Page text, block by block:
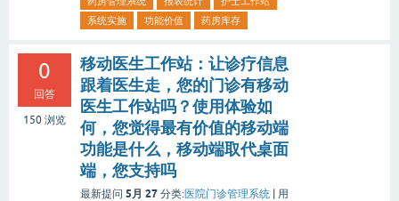
系统实施
功能价值 药房库存
0
回答
150 浏览
移动医生工作站：让诊疗信息
跟着医生走，您的门诊有移动
医生工作站吗？使用体验如
何，您觉得最有价值的移动端
功能是什么，移动端取代桌面
端，您支持吗
最新提问 5月 27 分类:医院门诊管理系统
用